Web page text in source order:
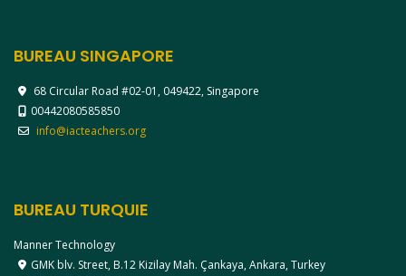
BUREAU SINGAPORE
68 Circular Road #02-01, 049422, Singapore
00442080585850
info@iacteachers.org
BUREAU TURQUIE
Manner Technology
GMK blv. Street, B.12 Kizilay Mah. Çankaya, Ankara, Turkey